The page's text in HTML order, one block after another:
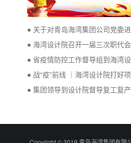
● 关于对青岛海湾集团公司党委
● 海湾设计院召开一届三次职代会
● 省疫情防控工作督导组到海湾
● 战“疫”前线 ｜海湾设计院打好
● 集团领导到设计院督导复工复